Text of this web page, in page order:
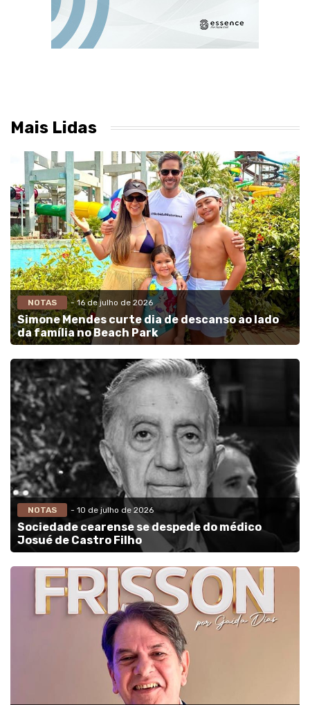
Mais Lidas
NOTAS - 16 de julho de 2026
Simone Mendes curte dia de descanso ao lado
da família no Beach Park
NOTAS - 10 de julho de 2026
Sociedade cearense se despede do médico
Josué de Castro Filho